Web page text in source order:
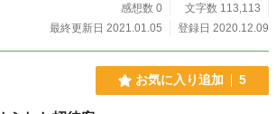
感想数 0
文字数 113,113
最終更新日 2021.01.05
登録日 2020.12.09
お気に入り追加 5